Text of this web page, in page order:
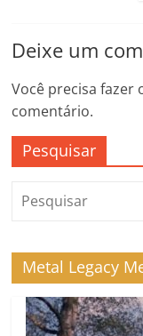
Deixe um
Você precisa fazer
comentário.
Pesquisar
Metal Legacy